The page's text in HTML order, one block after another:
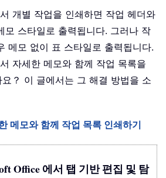
개별 작업을 인쇄하면 작업 헤더와
모 스타일로 출력됩니다. 그러나 작
메모 없이 표 스타일로 출력됩니다.
자세한 메모와 함께 작업 목록을
？ 이 글에서는 그 해결 방법을 소
메모와 함께 작업 목록 인쇄하기
Office 에서 탭 기반 편집 및 탐